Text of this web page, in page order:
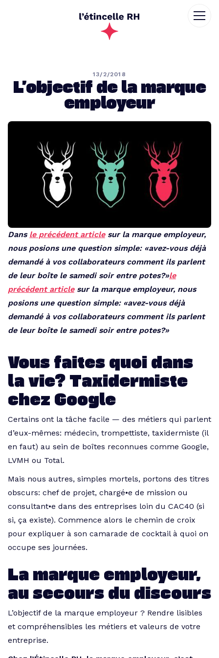
13/2/2018
L’objectif de la marque
employeur
Dans le précédent articlesur la marque employeur,
nous posions une question simple: «avez-vous déjà
demandé à vos collaborateurs comment ils parlent
de leur boîte le samedi soir entre potes?»le
précédent articlesur la marque employeur, nous
posions une question simple: «avez-vous déjà
demandé à vos collaborateurs comment ils parlent
de leur boîte le samedi soir entre potes?»
Vous faites quoi dans
la vie? Taxidermiste
chez Google
Certains ont la tâche facile — des métiers qui parlent
d’eux-mêmes: médecin, trompettiste, taxidermiste (il
en faut) au sein de boîtes reconnues comme Google,
LVMH ou Total.
Mais nous autres, simples mortels, portons des titres
obscurs: chef de projet, chargé•e de mission ou
consultant•e dans des entreprises loin du CAC40 (si
si, ça existe). Commence alors le chemin de croix
pour expliquer à son camarade de cocktail à quoi on
occupe ses journées.
La marque employeur,
au secours du discours
L’objectif de la marque employeur ? Rendre lisibles
et compréhensibles les métiers et valeurs de votre
entreprise.